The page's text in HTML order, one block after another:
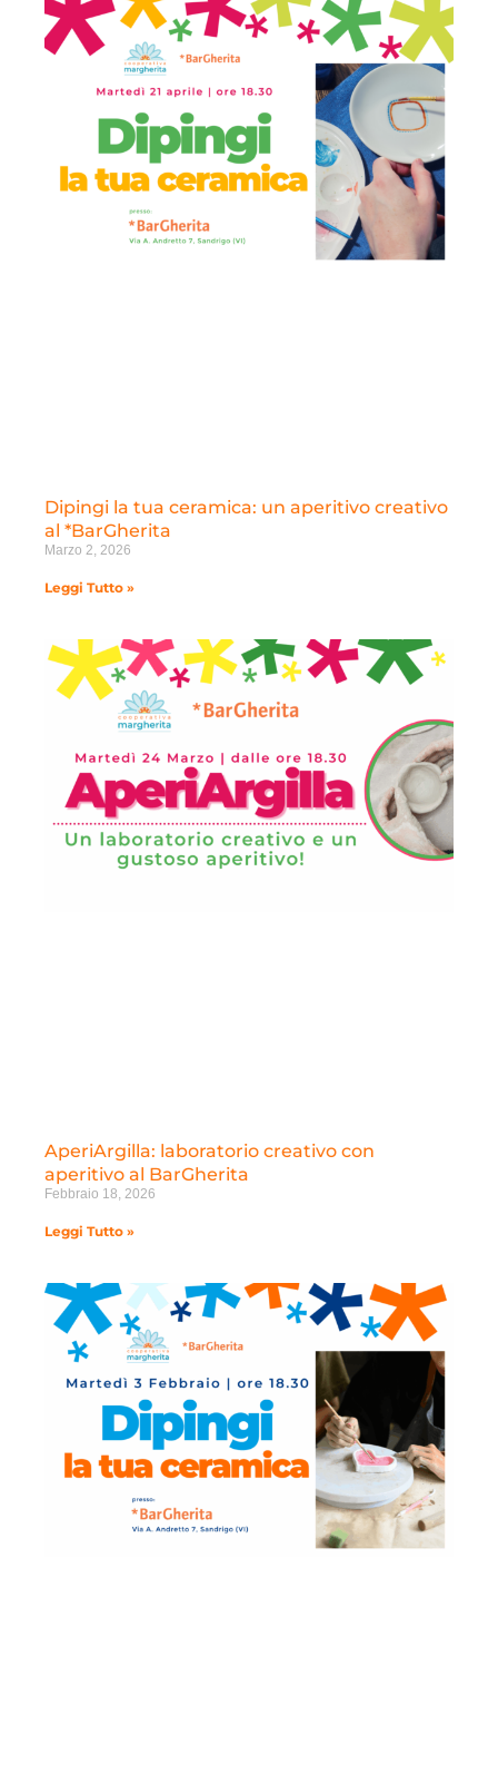
Dipingi la tua ceramica: un aperitivo creativo
al *BarGherita
Marzo 2, 2026
Leggi Tutto »
AperiArgilla: laboratorio creativo con
aperitivo al BarGherita
Febbraio 18, 2026
Leggi Tutto »